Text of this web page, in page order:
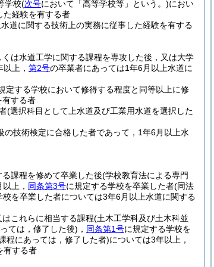
学校(次号において「高等学校等」という。)におい
た経験を有する者
道に関する技術上の実務に従事した経験を有する
は水道工学に関する課程を専攻した後，又は大学
上， 第2号の卒業者にあっては1年6月以上水道に
定する学校において修得する程度と同等以上に修
有する者
(選択科目として上水道及び工業用水道を選択した
技術検定に合格した者であって，1年6月以上水
課程を修めて卒業した後(学校教育法による専門
上， 同条第3号に規定する学校を卒業した者(同法
校を卒業した者については3年6月以上水道に関する
これらに相当する課程(土木工学科及び土木科並
ては，修了した後) ， 同条第1号に規定する学校を
程にあっては，修了した者)については3年以上，
有する者